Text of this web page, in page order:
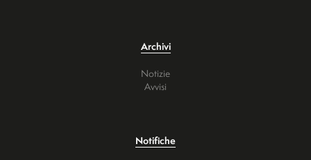
Archivi
Notizie
Avvisi
Notifiche